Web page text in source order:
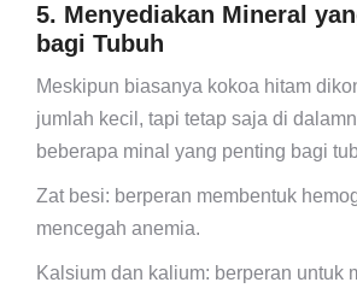
5. Menyediakan Mineral
bagi Tubuh
Meskipun biasanya kokoa hitam
jumlah kecil, tapi tetap saja di
beberapa minal yang penting bagi
Zat besi: berperan membentuk
mencegah anemia.
Kalsium dan kalium: berperan untuk